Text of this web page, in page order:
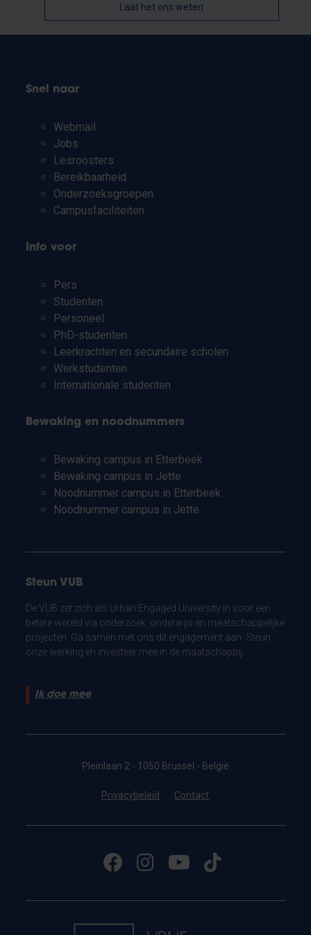
Laat het ons weten
Snel naar
Webmail
Jobs
Lesroosters
Bereikbaarheid
Onderzoeksgroepen
Campusfaciliteiten
Info voor
Pers
Studenten
Personeel
PhD-studenten
Leerkrachten en secundaire scholen
Werkstudenten
Internationale studenten
Bewaking en noodnummers
Bewaking campus in Etterbeek
Bewaking campus in Jette
Noodnummer campus in Etterbeek
Noodnummer campus in Jette
Steun VUB
De VUB zet zich als Urban Engaged University in voor een
betere wereld via onderzoek, onderwijs en maatschappelijke
projecten. Ga samen met ons dit engagement aan. Steun
onze werking en investeer mee in de maatschappij.
Ik doe mee
Pleinlaan 2 - 1050 Brussel - België
Privacybeleid Contact